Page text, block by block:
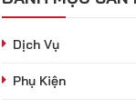
Dịch Vụ
Phụ Kiện